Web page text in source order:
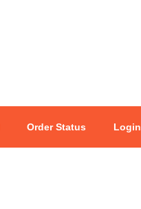
Order Status Login